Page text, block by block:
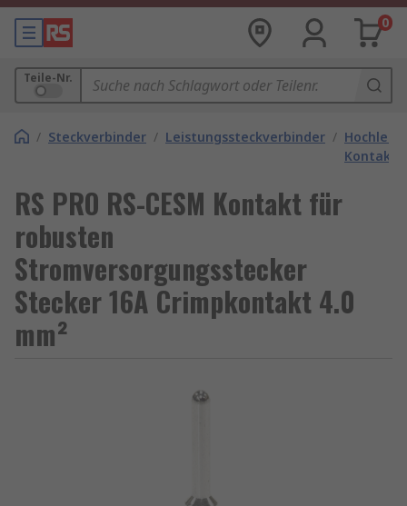
0
Teile-Nr.
/ Steckverbinder / Leistungssteckverbinder /
Kontakte
RS PRO RS-CESM Kontakt für
robusten
Stromversorgungsstecker
Stecker 16A Crimpkontakt 4.0
mm²